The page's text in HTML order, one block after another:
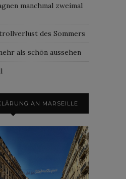
manchmal zweimal
des Sommers
als schön aussehen
AN MARSEILLE